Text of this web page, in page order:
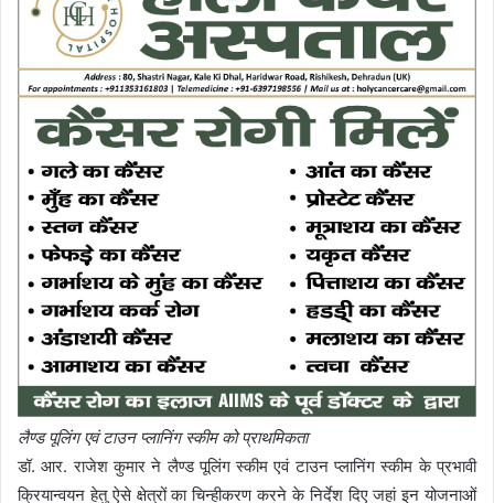
लैण्ड पूलिंग एवं टाउन प्लानिंग स्कीम को प्राथमिकता
डॉ. आर. राजेश कुमार ने लैण्ड पूलिंग स्कीम एवं टाउन प्लानिंग स्कीम के प्रभावी
क्रियान्वयन हेतु ऐसे क्षेत्रों का चिन्हीकरण करने के निर्देश दिए जहां इन योजनाओं